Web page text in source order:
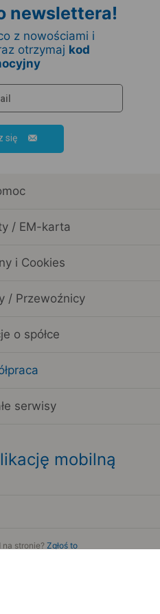
newslettera!
z nowościami i
otrzymaj kod
się
/ EM-karta
i Cookies
/ Przewoźnicy
o spółce
serwisy
mobilną
na stronie? Zgłoś to